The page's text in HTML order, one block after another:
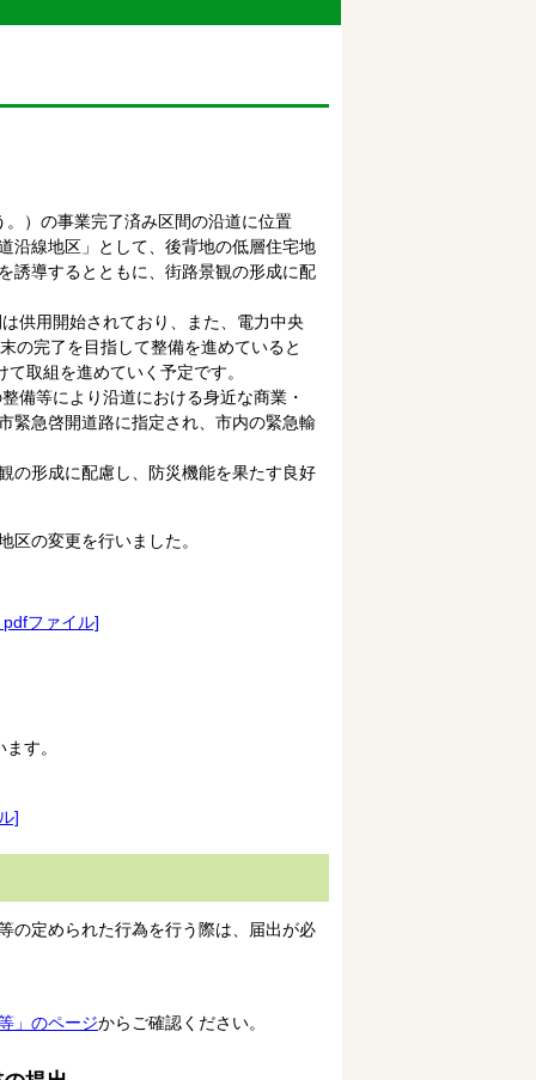
）の事業完了済み区間の沿道に位置
沿線地区」として、後背地の低層住宅地
誘導するとともに、街路景観の形成に配
供用開始されており、また、電力中央
の完了を目指して整備を進めていると
取組を進めていく予定です。
備等により沿道における身近な商業・
緊急啓開道路に指定され、市内の緊急輸
の形成に配慮し、防災機能を果たす良好
区の変更を行いました。
ファイル]
す。
]
の定められた行為を行う際は、届出が必
」のページからご確認ください。